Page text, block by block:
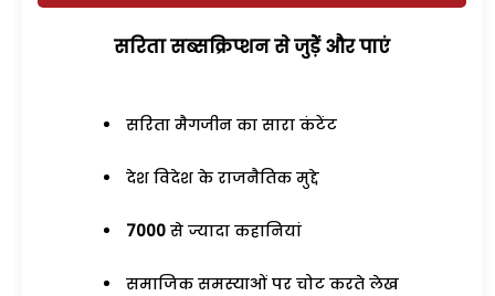
सरिता सब्सक्रिप्शन से जुड़ेें और पाएं
सरिता मैगजीन का सारा कंटेंट
देश विदेश के राजनैतिक मुद्दे
7000 से ज्यादा कहानियां
समाजिक समस्याओं पर चोट करते लेख